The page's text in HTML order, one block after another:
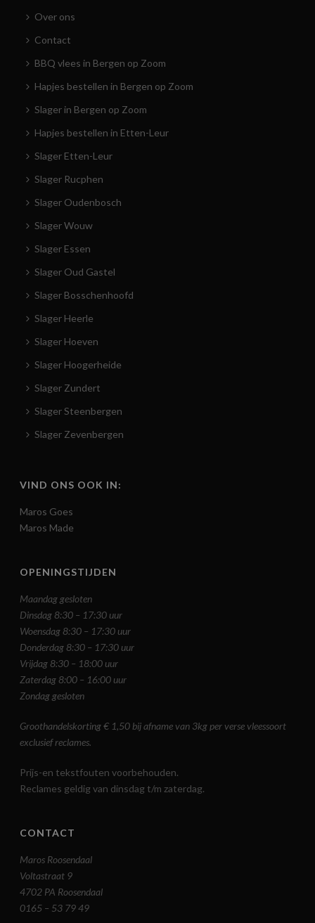
Over ons
Contact
BBQ vlees in Bergen op Zoom
Hapjes bestellen in Bergen op Zoom
Slager in Bergen op Zoom
Hapjes bestellen in Etten-Leur
Slager Etten-Leur
Slager Rucphen
Slager Oudenbosch
Slager Wouw
Slager Essen
Slager Oud Gastel
Slager Bosschenhoofd
Slager Heerle
Slager Hoeven
Slager Hoogerheide
Slager Zundert
Slager Steenbergen
Slager Zevenbergen
VIND ONS OOK IN:
Maros Goes
Maros Made
OPENINGSTIJDEN
Maandag gesloten
Dinsdag 8:30 – 17:30 uur
Woensdag 8:30 – 17:30 uur
Donderdag 8:30 – 17:30 uur
Vrijdag 8:30 – 18:00 uur
Zaterdag 8:00 – 16:00 uur
Zondag gesloten
Groothandelskorting € 1,50 bij afname van 3kg per verse vleessoort
exclusief reclames.
Prijs-en tekstfouten voorbehouden.
Reclames geldig van dinsdag t/m zaterdag.
CONTACT
Maros Roosendaal
Voltastraat 9
4702 PA Roosendaal
0165 – 53 79 49